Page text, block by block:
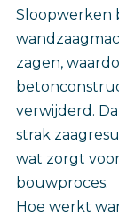
Sloopwerken
zagen,
verwijderd.
strak
wat zorgt
bouwproces.
Hoe werkt